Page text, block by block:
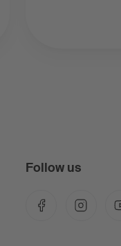
Follow us
FacebookInstagram